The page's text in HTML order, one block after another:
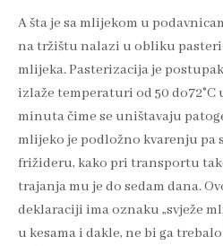
A šta je sa mlijekom u
na tržištu nalazi u obliku
mlijeka. Pasterizacija je
izlaže temperaturi od 50 do72°C
minuta čime se uništavaju
mlijeko je podložno kvarenju pa
frižideru, kako pri transportu
trajanja mu je do sedam dana.
deklaraciji ima oznaku „svježe
u kesama i dakle, ne bi ga